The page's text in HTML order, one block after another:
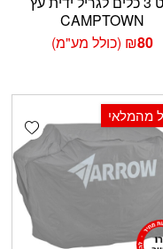
CAMPTOWN
₪80 (כולל מע"מ)
מהמלאי